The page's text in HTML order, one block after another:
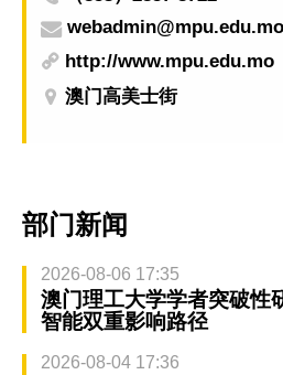
webadmin@mpu.edu.mo
http://www.mpu.edu.mo
澳门高美士街
部门新闻
2026-08-06 17:35
澳门理工大学学者突破性
智能双重影响路径
2026-08-04 17:36